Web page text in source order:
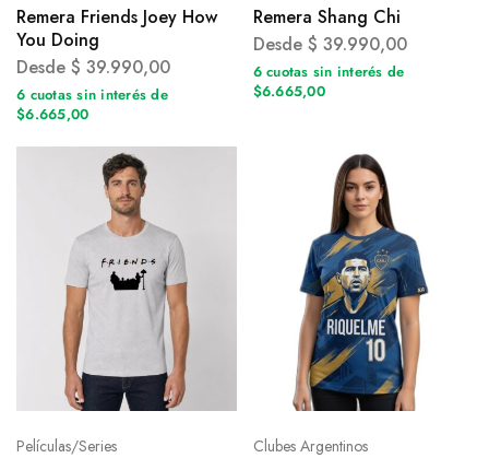
Remera Friends Joey How
You Doing
Desde $ 39.990,00
6 cuotas sin interés de
$6.665,00
Remera Shang Chi
Desde $ 39.990,00
6 cuotas sin interés de
$6.665,00
Películas/Series Clubes Argentinos